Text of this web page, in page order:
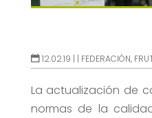
12.02.19 | | FEDERACIÓN,
La actualización de
normas de la